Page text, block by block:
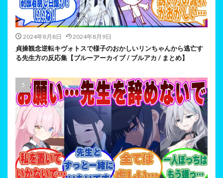
2024年8月8日 2024年8月9日
貞操観念逆転キヴォトスで様子のおかしいリンちゃんから逃亡す
る先生方の反応集【ブルーアーカイブ / ブルアカ / まとめ】